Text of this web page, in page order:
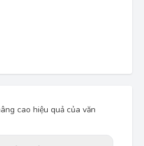
cao hiệu quả của văn